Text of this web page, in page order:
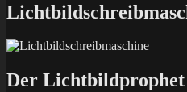
Der Lichtbildprophet